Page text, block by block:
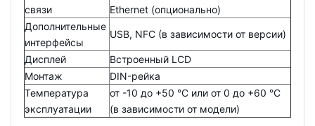
связи
Ethernet (опционально)
Дополнительные
интерфейсы
USB, NFC (в зависимости от версии)
Дисплей
Встроенный LCD
Монтаж
DIN-рейка
Температура
эксплуатации
от -10 до +50 °C или от 0 до +60 °C
(в зависимости от модели)